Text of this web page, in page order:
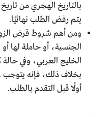
بالتاريخ الهجري من
يتم رفض الطلب نهائيًا.
ومن أهم شروط قرض
الجنسية، أو حاملة لها
الخليج العربي، وفي
بخلاف ذلك، فإنه يتوجب
أولًا قبل التقدم بالطلب.